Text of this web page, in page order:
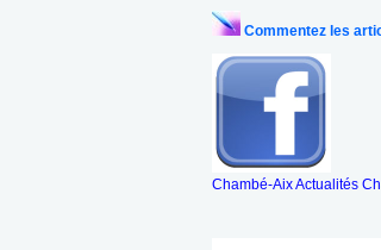
Commentez les
Chambé-Aix Actualités